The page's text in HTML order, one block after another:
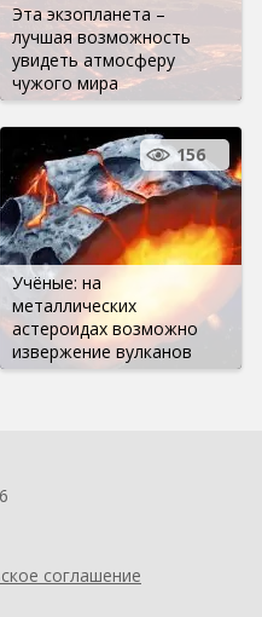
Эта экзопланета –
лучшая возможность
увидеть атмосферу
чужого мира
Учёные: на
металлических
астероидах возможно
извержение вулканов
156
соглашение